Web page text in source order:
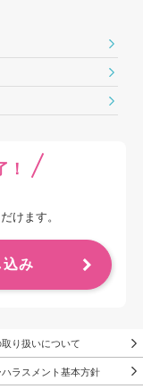
！
けます。
込み
り扱いについて
ラスメント基本方針